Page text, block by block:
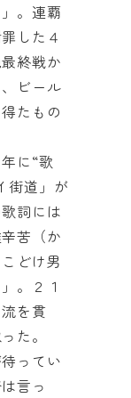
。連覇
した４
終戦か
ビール
たもの
に“歌
街道」が
詞には
苦（か
どけ男
。２１
を貫
た。
ってい
言っ